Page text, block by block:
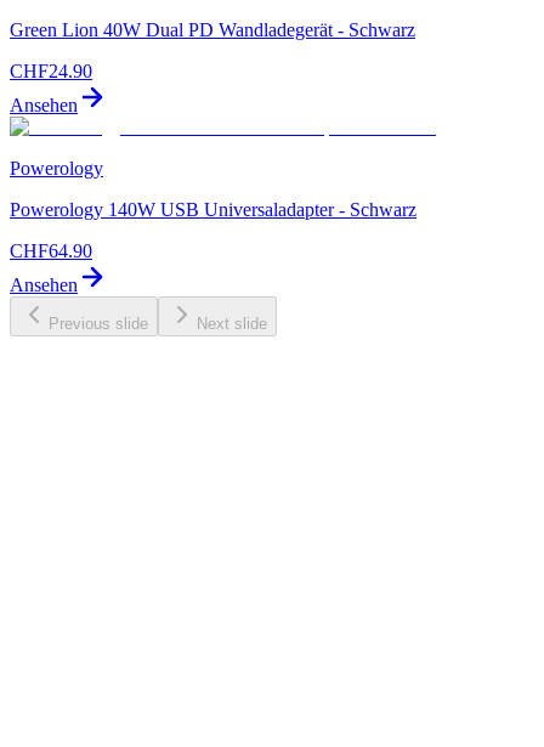
Green Lion 40W Dual PD Wandladegerät - Schwarz
CHF24.90
Ansehen
Powerology
Powerology 140W USB Universaladapter - Schwarz
CHF64.90
Ansehen
Previous slide Next slide